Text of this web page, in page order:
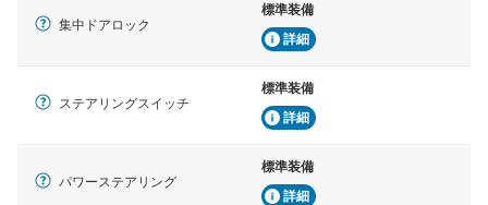
集中ドアロック
標準装備
詳細
ステアリングスイッチ
標準装備
詳細
パワーステアリング
標準装備
詳細